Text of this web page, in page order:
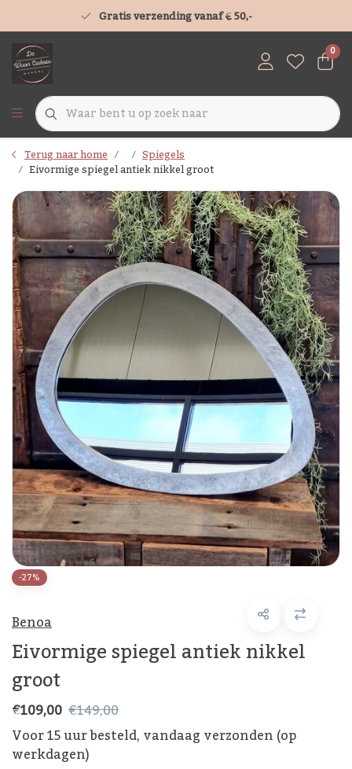
Gratis verzending vanaf € 50,-
0
Terug naar home Spiegels
Eivormige spiegel antiek nikkel groot
-27%
Benoa
Eivormige spiegel antiek nikkel
groot
€109,00 €149,00
Voor 15 uur besteld, vandaag verzonden (op
werkdagen)